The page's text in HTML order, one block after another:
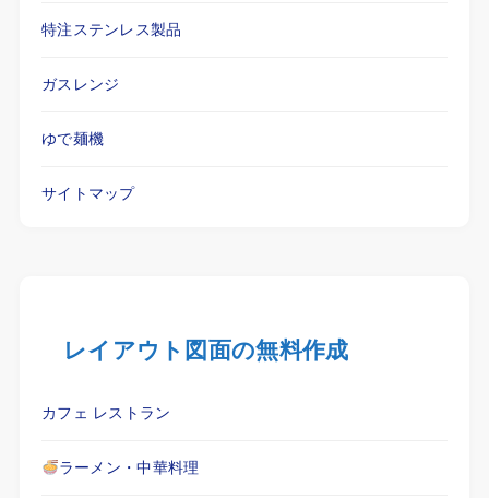
特注ステンレス製品
ガスレンジ
ゆで麺機
サイトマップ
レイアウト図面の無料作成
カフェ レストラン
ラーメン・中華料理